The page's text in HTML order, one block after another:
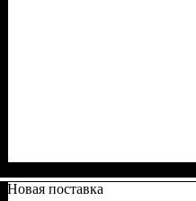
Новая поставка